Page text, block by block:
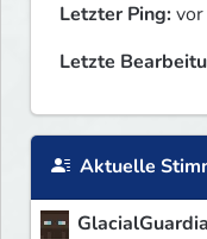
Letzter Ping:
Letzte
Aktuelle